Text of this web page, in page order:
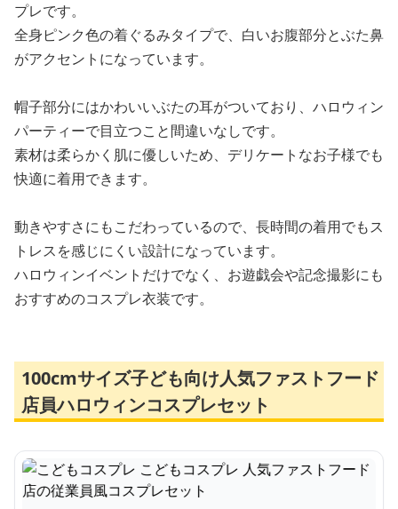
プレです。
全身ピンク色の着ぐるみタイプで、白いお腹部分とぶた鼻
がアクセントになっています。
帽子部分にはかわいいぶたの耳がついており、ハロウィン
パーティーで目立つこと間違いなしです。
素材は柔らかく肌に優しいため、デリケートなお子様でも
快適に着用できます。
動きやすさにもこだわっているので、長時間の着用でもス
トレスを感じにくい設計になっています。
ハロウィンイベントだけでなく、お遊戯会や記念撮影にも
おすすめのコスプレ衣装です。
100cmサイズ子ども向け人気ファストフード
店員ハロウィンコスプレセット